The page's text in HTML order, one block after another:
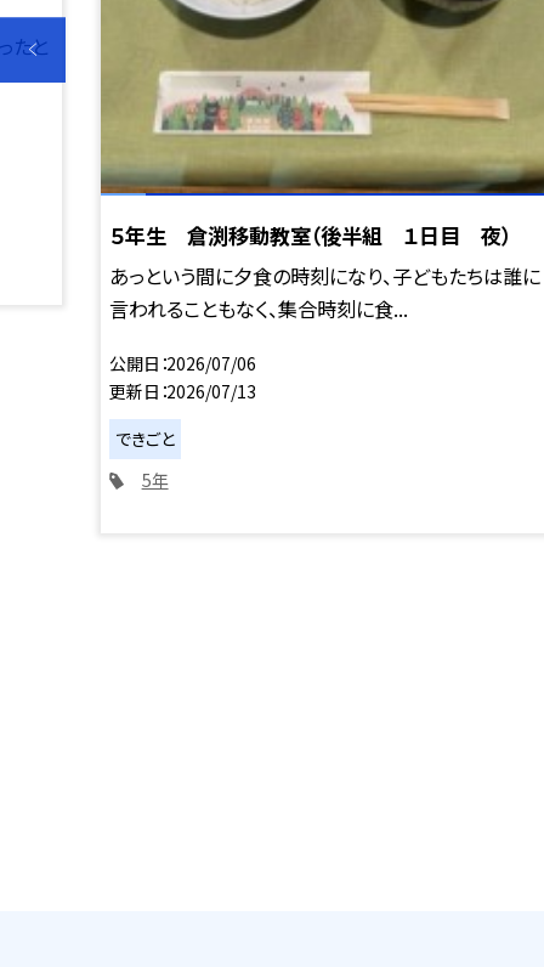
たと
５年生 倉渕移動教室（後半組 １日目 夜）
あっという間に夕食の時刻になり、子どもたちは誰に
言われることもなく、集合時刻に食...
公開日 2026/07/06
更新日 2026/07/13
できごと
5年